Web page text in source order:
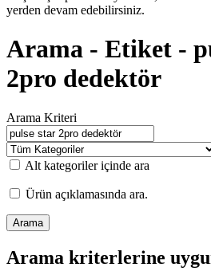
yerden devam edebilirsiniz.
Arama - Etiket -
2pro dedektör
Arama Kriteri
Alt kategoriler içinde ara
Ürün açıklamasında ara.
Arama kriterlerine